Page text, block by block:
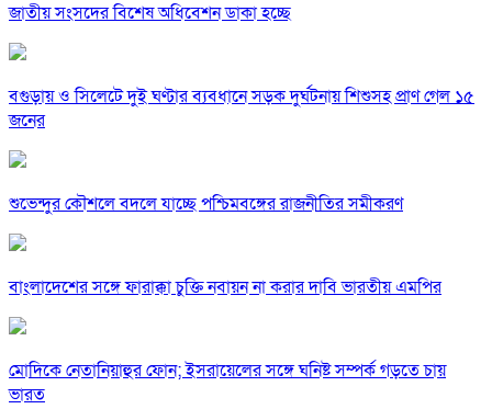
জাতীয় সংসদের বিশেষ অধিবেশন ডাকা হচ্ছে
বগুড়ায় ও সিলেটে দুই ঘণ্টার ব্যবধানে সড়ক দুর্ঘটনায় শিশুসহ প্রাণ গেল ১৫
জনের
শুভেন্দুর কৌশলে বদলে যাচ্ছে পশ্চিমবঙ্গের রাজনীতির সমীকরণ
বাংলাদেশের সঙ্গে ফারাক্কা চুক্তি নবায়ন না করার দাবি ভারতীয় এমপির
মোদিকে নেতানিয়াহুর ফোন; ইসরায়েলের সঙ্গে ঘনিষ্ট সম্পর্ক গড়তে চায়
ভারত